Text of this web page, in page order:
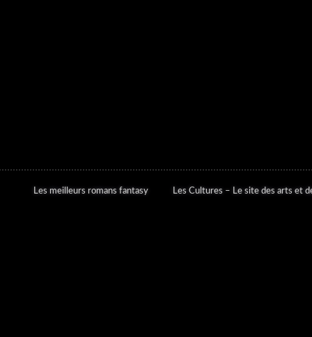
Les meilleurs romans fantasy Les Cultures – Le site des arts et